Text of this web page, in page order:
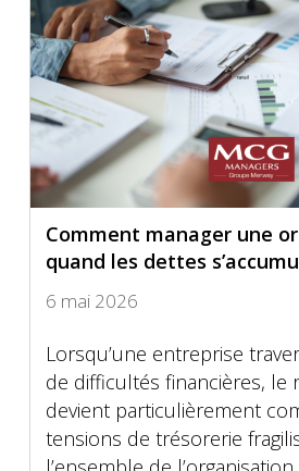
Comment manager une
quand les dettes
6 mai 2026
Lorsqu’une entreprise
de difficultés financières, le
devient particulièrement
tensions de trésorerie